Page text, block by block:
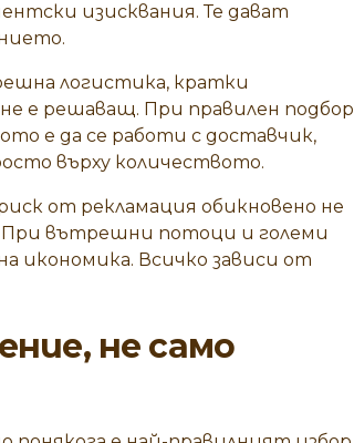
изисквания. Те дават
логистика, кратки
е решаващ. При правилен подбор
е да се работи с доставчик,
върху количеството.
от рекламация обикновено не
При вътрешни потоци и големи
икономика. Всичко зависи от
не само